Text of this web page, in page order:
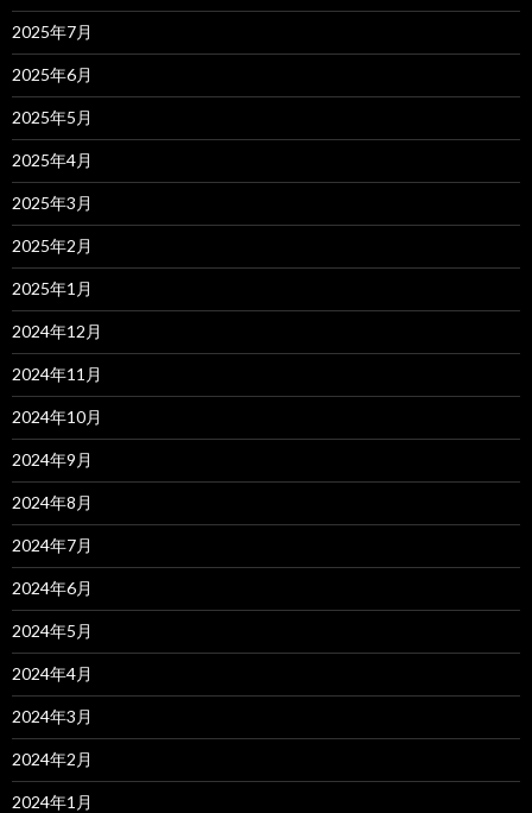
2025年7月
2025年6月
2025年5月
2025年4月
2025年3月
2025年2月
2025年1月
2024年12月
2024年11月
2024年10月
2024年9月
2024年8月
2024年7月
2024年6月
2024年5月
2024年4月
2024年3月
2024年2月
2024年1月